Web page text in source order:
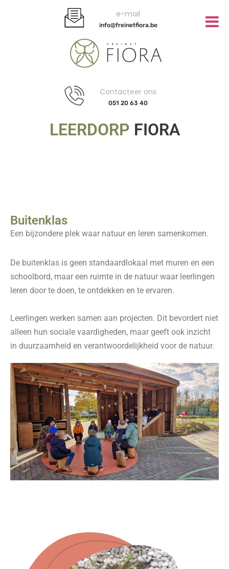
e-mail
info@freinetfiora.be
Contacteer ons
051 20 63 40
LEERDORP FIORA
Buitenklas
Een bijzondere plek waar natuur en leren samenkomen.
De buitenklas is geen standaardlokaal met muren en een
schoolbord, maar een ruimte in de natuur waar leerlingen
leren door te doen, te ontdekken en te ervaren.
Leerlingen werken samen aan projecten. Dit bevordert niet
alleen hun sociale vaardigheden, maar geeft ook inzicht
in duurzaamheid en verantwoordelijkheid voor de natuur.